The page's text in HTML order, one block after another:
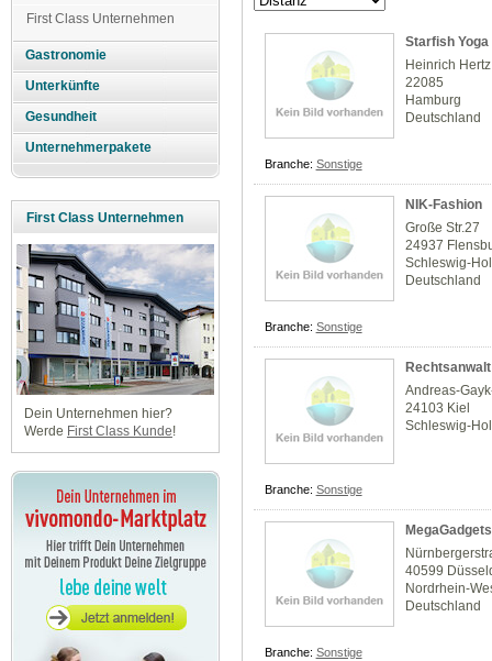
First Class Unternehmen
Gastronomie
Unterkünfte
Gesundheit
Unternehmerpakete
First Class Unternehmen
Dein Unternehmen hier?
Werde First Class Kunde!
Starfish Yoga
Heinrich
22085
Hamburg
Deutschland
Branche: Sonstige
NIK-Fashion
Große Str.27
24937
Schleswig-
Deutschland
Branche: Sonstige
Andreas-
24103 Kiel
Schleswig-
Branche: Sonstige
MegaGadgets
40599
Nordrhein-
Deutschland
Branche: Sonstige